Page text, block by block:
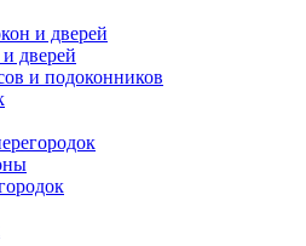
и дверей
дверей
и подоконников